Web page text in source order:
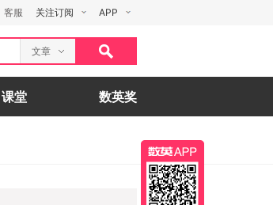
客服 关注订阅 APP
文章
课堂 数英奖